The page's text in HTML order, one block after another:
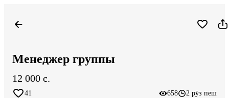
Менеджер группы
12 000 c.
41 658 2 рӯз пеш